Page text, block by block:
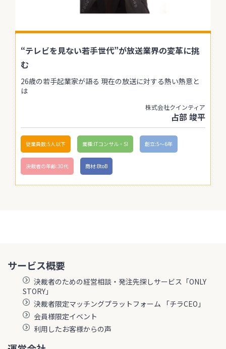
“テレビを見ない若手世代”が放送業界の変革に挑
む
26歳の若手起業家が語る 現在の放送に対する熱い熱意と
は
株式会社クインティア
占部 竣平
従業員数:5人以下 業種:ITコンサル・SI 創立:5〜6年
決裁者の年齢:30代 商材:BtoB
サービス概要
決裁者のための経営相談・発注先探しサービス「ONLY
STORY」
決裁者限定マッチングプラットフォーム 「チラCEO」
会員様限定イベント
利用したお客様からの声